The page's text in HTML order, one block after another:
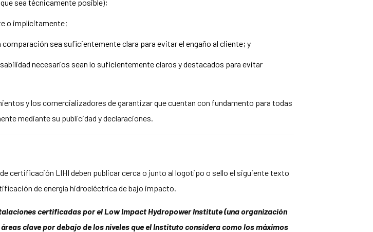
sea técnicamente posible);
o implícitamente;
sea suficientemente clara para evitar el engaño al cliente; y
necesarios sean lo suficientemente claros y destacados para evitar
y los comercializadores de garantizar que cuentan con fundamento para todas
mediante su publicidad y declaraciones.
certificación LIHI deben publicar cerca o junto al logotipo o sello el siguiente texto
de energía hidroeléctrica de bajo impacto.
certificadas por el Low Impact Hydropower Institute (una organización
clave por debajo de los niveles que el Instituto considera como los máximos